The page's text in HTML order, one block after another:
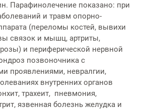
Парафинолечение показано: при
и травм опорно-
(переломы костей, вывихи
связок и мышц, артриты,
и периферической нервной
позвоночника с
проявлениями, невралгии,
внутренних органов
трахеит, пневмония,
язвенная болезнь желудка и